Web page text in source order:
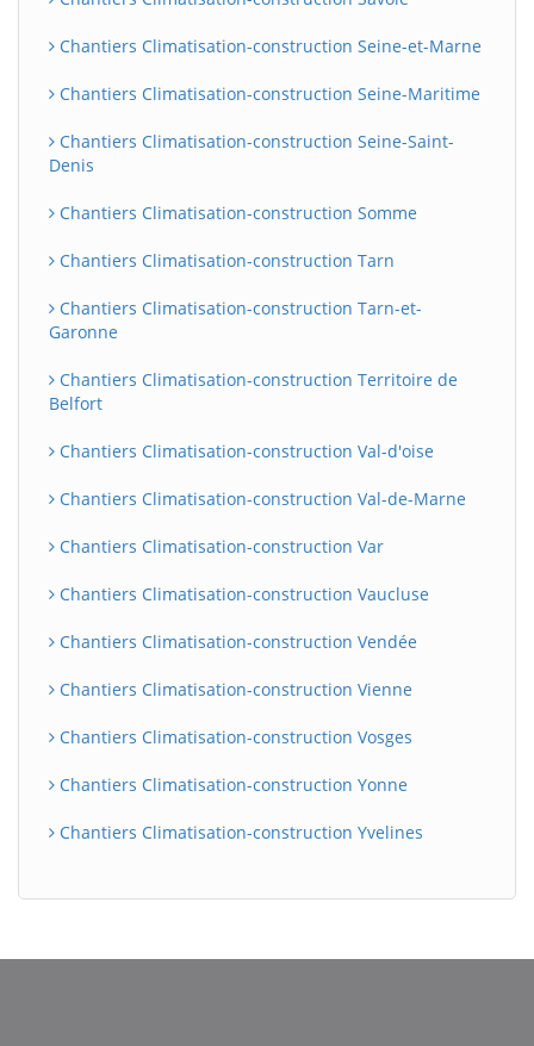
Chantiers Climatisation-construction Seine-et-Marne
Chantiers Climatisation-construction Seine-Maritime
Chantiers Climatisation-construction Seine-Saint-
Denis
Chantiers Climatisation-construction Somme
Chantiers Climatisation-construction Tarn
Chantiers Climatisation-construction Tarn-et-
Garonne
Chantiers Climatisation-construction Territoire de
Belfort
Chantiers Climatisation-construction Val-d'oise
Chantiers Climatisation-construction Val-de-Marne
Chantiers Climatisation-construction Var
Chantiers Climatisation-construction Vaucluse
Chantiers Climatisation-construction Vendée
Chantiers Climatisation-construction Vienne
Chantiers Climatisation-construction Vosges
Chantiers Climatisation-construction Yonne
Chantiers Climatisation-construction Yvelines
BatiWebPro